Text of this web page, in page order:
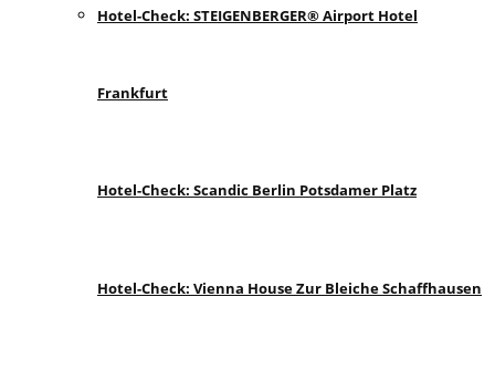
Hotel-Check: STEIGENBERGER® Airport Hotel
Frankfurt
Hotel-Check: Scandic Berlin Potsdamer Platz
Hotel-Check: Vienna House Zur Bleiche Schaffhausen